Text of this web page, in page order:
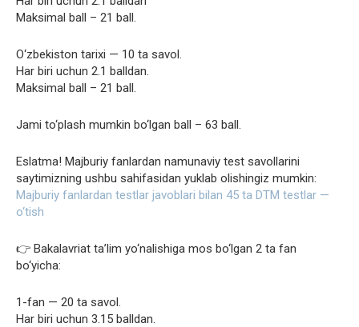
Maksimal ball – 21 ball.
O‘zbekiston tarixi — 10 ta savol.
Har biri uchun 2.1 balldan.
Maksimal ball – 21 ball.
Jami to‘plash mumkin bo‘lgan ball – 63 ball.
Eslatma! Majburiy fanlardan namunaviy test savollarini
saytimizning ushbu sahifasidan yuklab olishingiz mumkin:
Majburiy fanlardan testlar javoblari bilan 45 ta DTM testlar —
o‘tish
👉 Bakalavriat ta’lim yo‘nalishiga mos bo‘lgan 2 ta fan
bo‘yicha:
1-fan — 20 ta savol.
Har biri uchun 3.15 balldan.